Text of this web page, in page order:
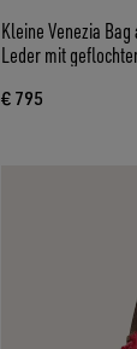
Kleine Venezia
Leder mit
€ 795